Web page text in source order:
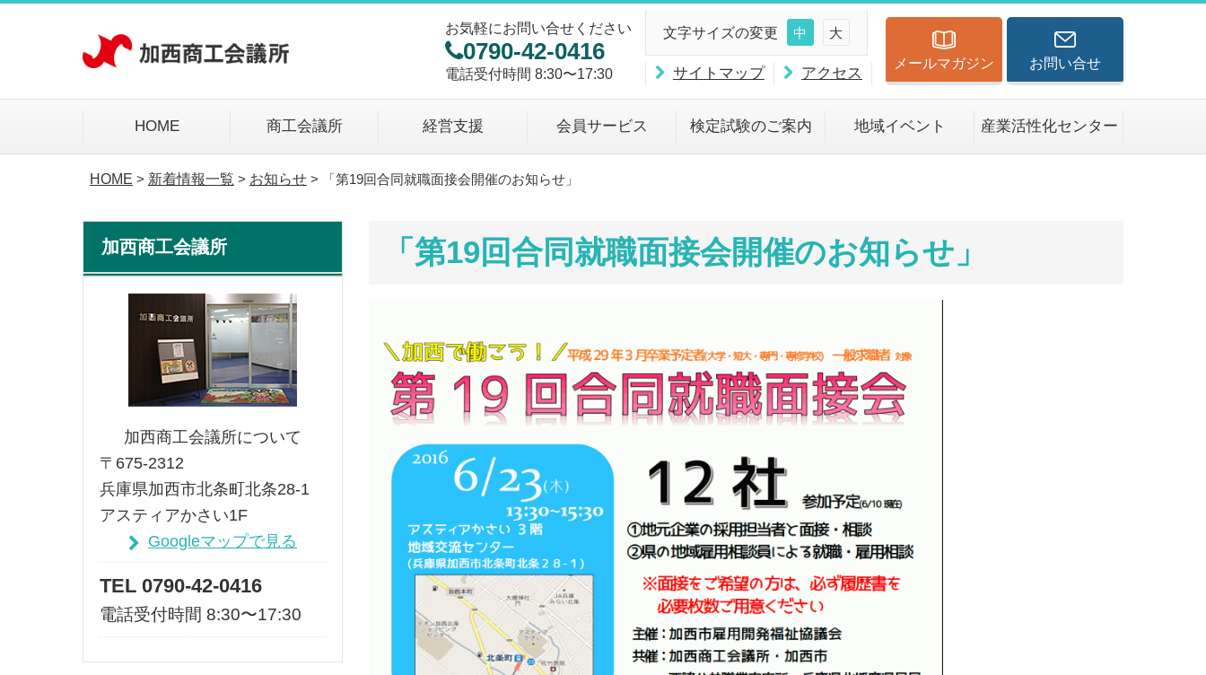
お気軽にお問い合せください
0790-42-0416
電話受付時間 8:30〜17:30
文字サイズの変更 中 大
サイトマップ アクセス
メールマガジン お問い合せ
HOME 商工会議所 経営支援 会員サービス 検定試験のご案内 地域イベント 産業活性化センター
HOME > 新着情報一覧 > お知らせ > 「第19回合同就職面接会開催のお知らせ」
「第19回合同就職面接会開催のお知らせ」
加西商工会議所
加西商工会議所について
〒675-2312
兵庫県加西市北条町北条28-1
アスティアかさい1F
Googleマップで見る
TEL 0790-42-0416
電話受付時間 8:30〜17:30